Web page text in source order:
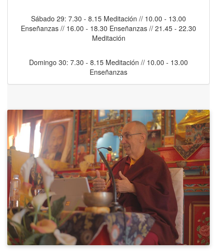
Sábado 29: 7.30 - 8.15 Meditación // 10.00 - 13.00
Enseñanzas // 16.00 - 18.30 Enseñanzas // 21.45 - 22.30
Meditación
Domingo 30: 7.30 - 8.15 Meditación // 10.00 - 13.00
Enseñanzas